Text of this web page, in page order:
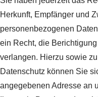
Herkunft, Empfänger und
personenbezogenen
ein Recht, die
verlangen. Hierzu sowie
Datenschutz können Sie
angegebenen Adresse an